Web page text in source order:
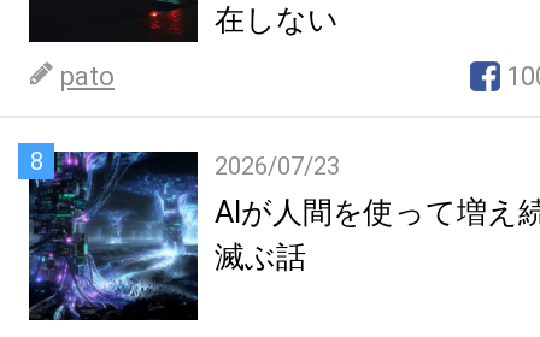
在しない
pato
8 2026/07/23
AIが人間を使って増え
滅ぶ話